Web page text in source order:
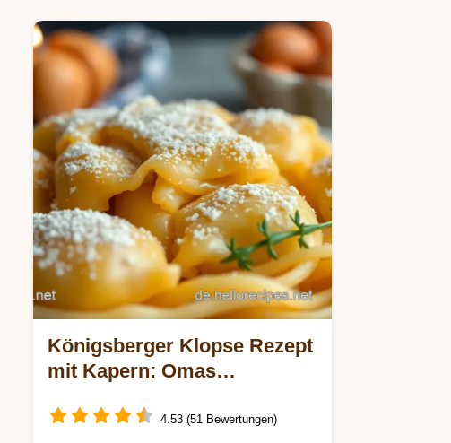
Königsberger Klopse Rezept
mit Kapern: Omas
4.53 (51 Bewertungen)